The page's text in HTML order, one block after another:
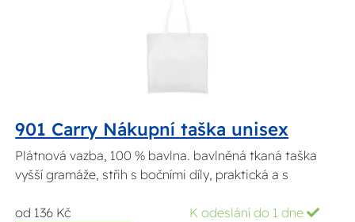
901 Carry Nákupní taška unisex
Plátnová vazba, 100 % bavlna. bavlněná tkaná taška
vyšší gramáže, střih s bočními díly, praktická a s
od 136 Kč K odeslání do 1 dne